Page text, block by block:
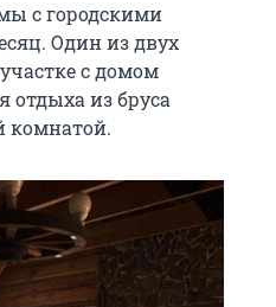
с городскими
Один из двух
с домом
отдыха из бруса
комнатой.